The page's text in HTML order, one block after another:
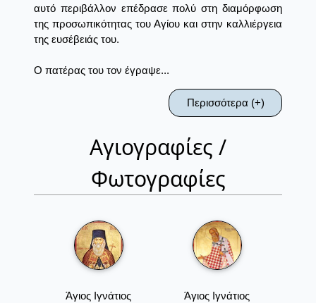
αυτό περιβάλλον επέδρασε πολύ στη διαμόρφωση
της προσωπικότητας του Αγίου και στην καλλιέργεια
της ευσέβειάς του.
Ο πατέρας του τον έγραψε...
Περισσότερα (+)
Αγιογραφίες /
Φωτογραφίες
Άγιος Ιγνάτιος
Άγιος Ιγνάτιος